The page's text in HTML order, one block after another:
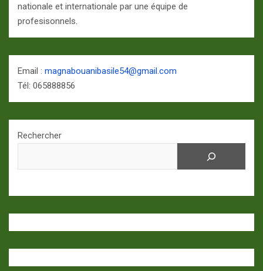
nationale et internationale par une équipe de
profesisonnels.
Email : magnabouanibasile54@gmail.com
Tél: 065888856
Rechercher